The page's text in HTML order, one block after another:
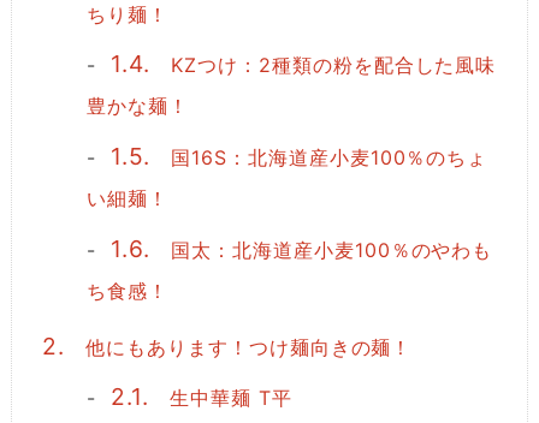
ちり麺！
1.4.
KZつけ：2種類の粉を配合した風味
豊かな麺！
1.5.
国16S：北海道産小麦100％のちょ
い細麺！
1.6.
国太：北海道産小麦100％のやわも
ち食感！
2. 他にもあります！つけ麺向きの麺！
2.1. 生中華麺 T平